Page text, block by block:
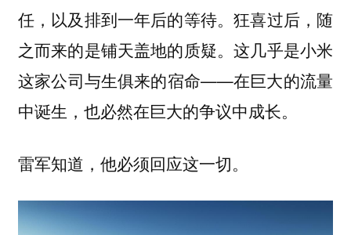
任，以及排到一年后的等待。狂喜过后，随
之而来的是铺天盖地的质疑。这几乎是小米
这家公司与生俱来的宿命——在巨大的流量
中诞生，也必然在巨大的争议中成长。
雷军知道，他必须回应这一切。